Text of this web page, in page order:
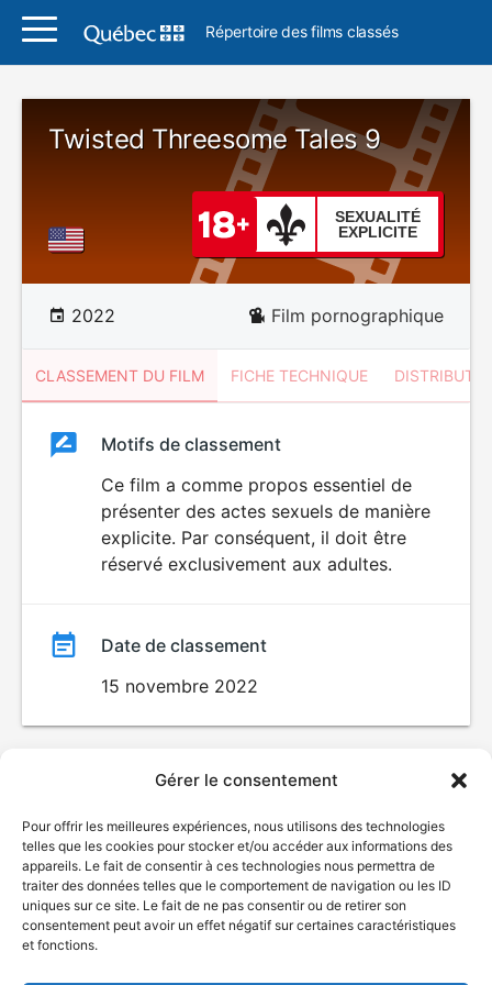
Gérer le consentement
Pour offrir les meilleures expériences, nous utilisons des technologies
telles que les cookies pour stocker et/ou accéder aux informations des
appareils. Le fait de consentir à ces technologies nous permettra de
traiter des données telles que le comportement de navigation ou les ID
uniques sur ce site. Le fait de ne pas consentir ou de retirer son
consentement peut avoir un effet négatif sur certaines caractéristiques
et fonctions.
Répertoire des films classés
Twisted Threesome Tales 9
SEXUALITÉ
EXPLICITE
2022 Film pornographique
CLASSEMENT DU FILM FICHE TECHNIQUE
ClassementClassement
SEXUALITÉ
EXPLICITE
Motifs de classement
Ce film a comme propos essentiel de
présenter des actes sexuels de manière
explicite. Par conséquent, il doit être
réservé exclusivement aux adultes.
Date de classement
15 novembre 2022